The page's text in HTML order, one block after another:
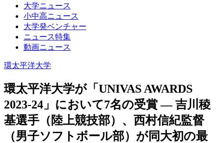
大学ニュース
小中高ニュース
大学発ベンチャー
ニュース特集
動画ニュース
環太平洋大学
環太平洋大学が「UNIVAS AWARDS
2023-24」において7名の受賞 ― 吉川稜
基選手（陸上競技部）、西村信紀監督
（男子ソフトボール部）が同大初の最